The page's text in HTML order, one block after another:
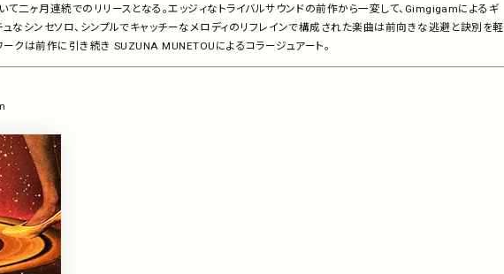
て二ヶ月連続でのリリースとなる。エッジィなトライバルサウンドの前作から一変して、Gimgigamによるギ
ュなシンセソロ、シンプルでキャッチーなメロディのリフレインで構成された楽曲は前向きな逃避と訣別を軽
ークは前作に引き続き SUZUNA MUNETOUによるコラージュアート。